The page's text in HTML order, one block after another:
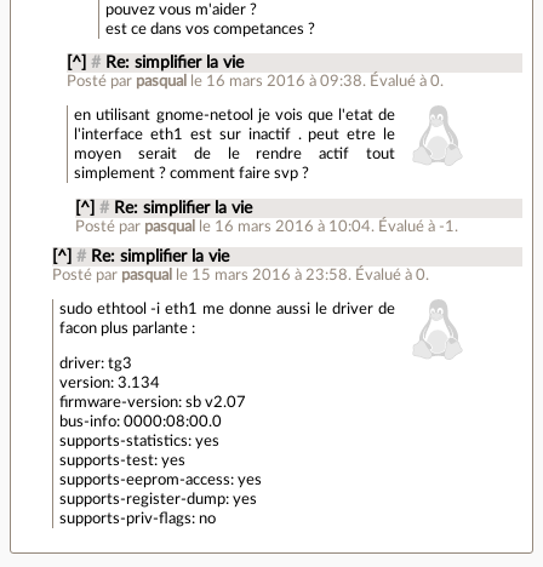
pouvez vous m'aider ?
est ce dans vos competances ?
[^] # Re: simplifier la vie
Posté par pasqual le 16 mars 2016 à 09:38. Évalué à0.
en utilisant gnome-netool je vois que l'etat de
l'interface eth1 est sur inactif . peut etre le
moyen serait de le rendre actif tout
simplement ? comment faire svp ?
[^] # Re: simplifier la vie
Posté par pasqual le 16 mars 2016 à 10:04. Évalué à -1 .
[^] # Re: simplifier la vie
Posté par pasqual le 15 mars 2016 à 23:58. Évalué à 0.
sudo ethtool -i eth1 me donne aussi le driver de
facon plus parlante :
driver: tg3
version: 3.134
firmware-version: sb v2.07
bus-info: 0000:08:00.0
supports-statistics: yes
supports-test: yes
supports-eeprom-access: yes
supports-register-dump: yes
supports-priv-flags: no